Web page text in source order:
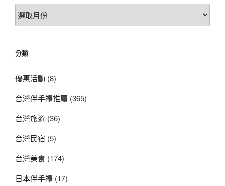
文
章
分類
優惠活動 (8)
台灣伴手禮推薦 (365)
台灣旅遊 (36)
台灣民宿 (5)
台灣美食 (174)
日本伴手禮 (17)